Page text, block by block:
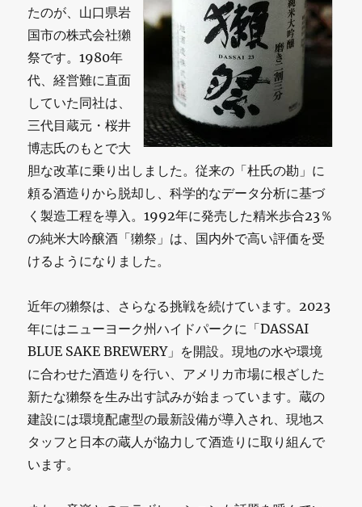
たのが、山口県岩
国市の株式会社獺
祭です。1980年
代、経営難に直面
していた同社は、
三代目蔵元・桜井
博志氏のもとで大
胆な改革に乗り出しました。従来の「杜氏の勘」に
頼る酒造りから脱却し、科学的なデータ分析に基づ
く製造工程を導入。1992年に発売した精米歩合23％
の純米大吟醸酒「獺祭」は、国内外で高い評価を受
けるようになりました。
近年の獺祭は、さらなる挑戦を続けています。2023
年にはニューヨーク州ハイドパークに「DASSAI
BLUE SAKE BREWERY」を開設。現地の水や環境
に合わせた酒造りを行い、アメリカ市場に根ざした
新たな獺祭を生み出す試みが始まっています。蔵の
建設には環境配慮型の最新設備が導入され、現地ス
タッフと日本の蔵人が協力して酒造りに取り組んで
います。